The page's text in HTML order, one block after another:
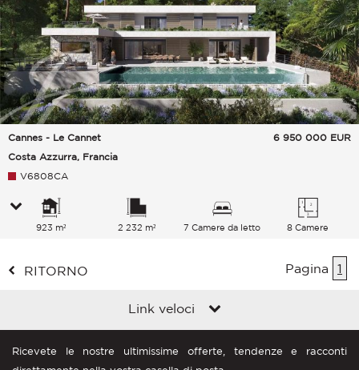
Cannes - Le Cannet
Costa Azzurra, Francia
6 950 000 EUR
V6808CA
923 m² 2 232 m² 7 Camere da letto 8 Camere
RITORNO Pagina 1
Link veloci
Ricevete le nostre ultimissime offerte, tendenze e racconti